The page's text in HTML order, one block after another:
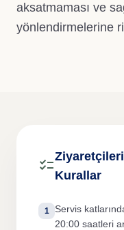
Doktorlarımız
aksatmaması ve
yönlendirmelerine
checklistKurallar
1
Servis
20:00 saatleri